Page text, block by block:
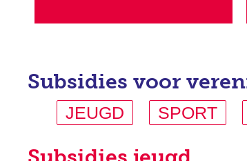
Subsidies voor
JEUGD (ACTIVE TAB)
SPORT